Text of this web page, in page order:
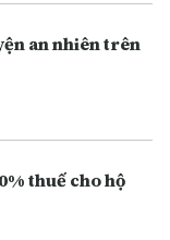
an nhiên trên
thuế cho hộ